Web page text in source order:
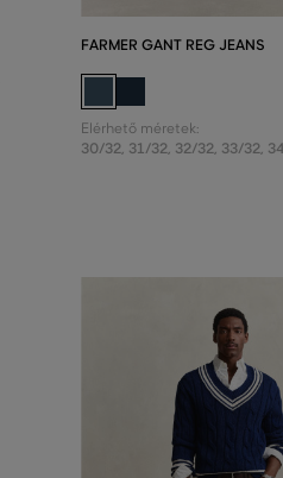
FARMER GANT REG JEANS
Elérhető méretek:
30/32, 31/32, 32/32, 33/32,